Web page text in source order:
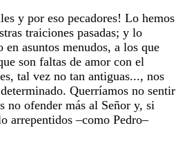
y por eso pecadores! Lo hemos
traiciones pasadas; y lo
asuntos menudos, a los que
son faltas de amor con el
tal vez no tan antiguas..., nos
Querríamos no sentir
no ofender más al Señor y, si
arrepentidos –como Pedro–